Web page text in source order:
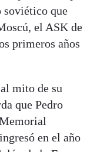
soviético que
el ASK de
primeros años
al mito de su
que Pedro
en el año